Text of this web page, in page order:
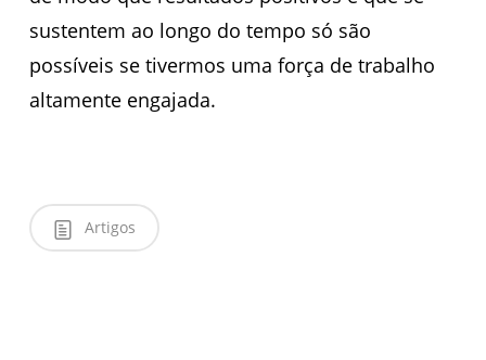
sustentem ao longo do tempo só são
possíveis se tivermos uma força de trabalho
altamente engajada.
Artigos